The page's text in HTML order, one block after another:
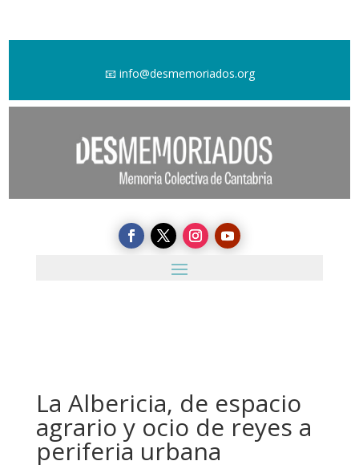
📧 info@desmemoriados.org
La Albericia, de espacio
agrario y ocio de reyes a
periferia urbana